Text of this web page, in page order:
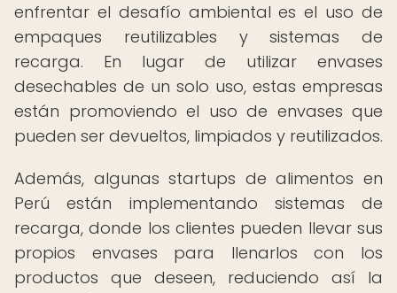
enfrentar el desafío ambiental es el uso de
empaques reutilizables y sistemas de
recarga. En lugar de utilizar envases
desechables de un solo uso, estas empresas
están promoviendo el uso de envases que
pueden ser devueltos, limpiados y reutilizados.
Además, algunas startups de alimentos en
Perú están implementando sistemas de
recarga, donde los clientes pueden llevar sus
propios envases para llenarlos con los
productos que deseen, reduciendo así la